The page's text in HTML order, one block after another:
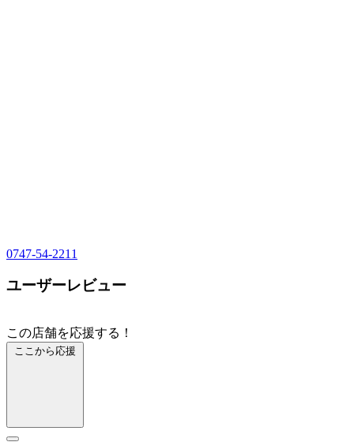
0747-54-2211
ユーザーレビュー
この店舗を応援する！
ここから応援